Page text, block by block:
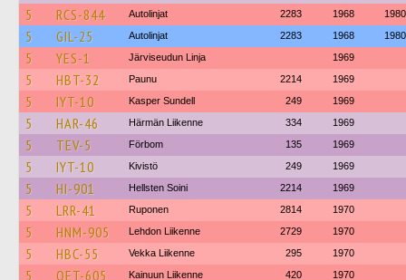
5 RCS-844 Autolinjat 2283 1968 1980
5 GIL-25 Autolinjat 2283 1968 1980
5 YES-1 Järviseudun Linja 1969
5 HBT-32 Paunu 2214 1969
5 IYT-10 Kasper Sundell 249 1969
5 HAR-46 Härmän Liikenne 334 1969
5 TEV-5 Förbom 135 1969
5 IYT-10 Kivistö 249 1969
5 HI-901 Hellsten Soini 2214 1969
5 LRR-41 Ruponen 2814 1970
5 HNM-905 Lehdon Liikenne 2729 1970
5 HBC-55 Vekka Liikenne 295 1970
5 OET-605 Kainuun Liikenne 420 1970